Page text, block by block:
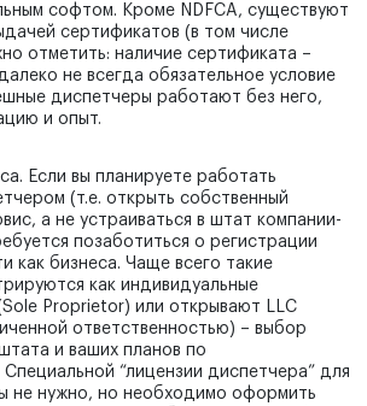
софтом. Кроме NDFCA, существуют
сертификатов (в том числе
отметить: наличие сертификата –
не всегда обязательное условие
диспетчеры работают без него,
и опыт.
Если вы планируете работать
(т.е. открыть собственный
а не устраиваться в штат компании-
позаботиться о регистрации
как бизнеса. Чаще всего такие
как индивидуальные
Proprietor) или открывают LLC
ответственностью) – выбор
и ваших планов по
“лицензии диспетчера” для
не нужно, но необходимо оформить